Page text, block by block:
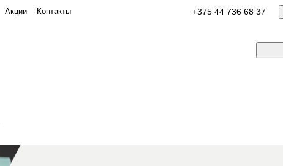
Акции Контакты +375 44 736 68 37